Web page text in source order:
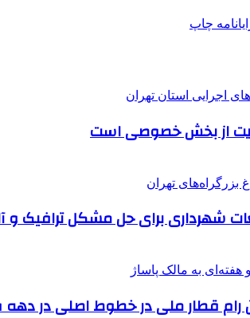
چاپ
از بخش خصوصی است
شهرداری برای حل مشکل ترافیک و
رام قطار ملی در خطوط اصلی در دهه